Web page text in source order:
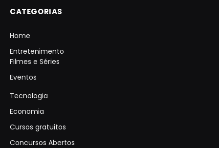
CATEGORIAS
Home
Entretenimento
Filmes e Séries
Eventos
Tecnologia
Economia
Cursos gratuitos
Concursos Abertos